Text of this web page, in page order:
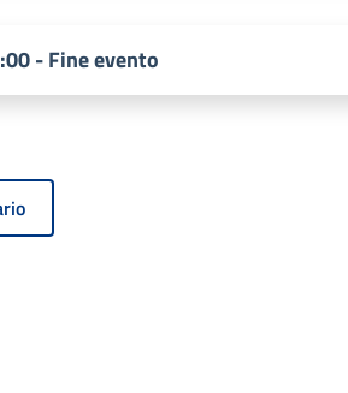
- Fine evento